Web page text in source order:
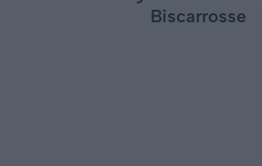
Biscarrosse